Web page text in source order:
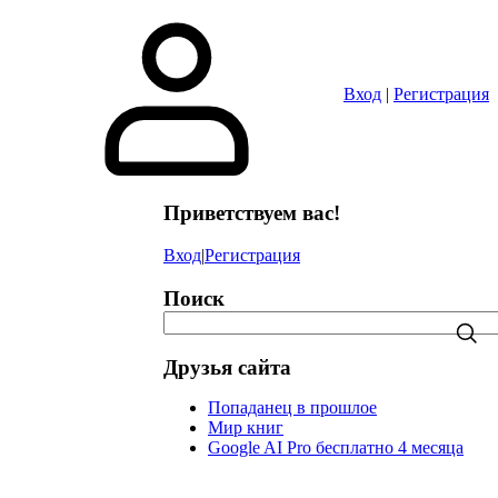
Вход | Регистрация
Приветствуем вас!
Вход|Регистрация
Поиск
Друзья сайта
Попаданец в прошлое
Мир книг
Google AI Pro бесплатно 4 месяца